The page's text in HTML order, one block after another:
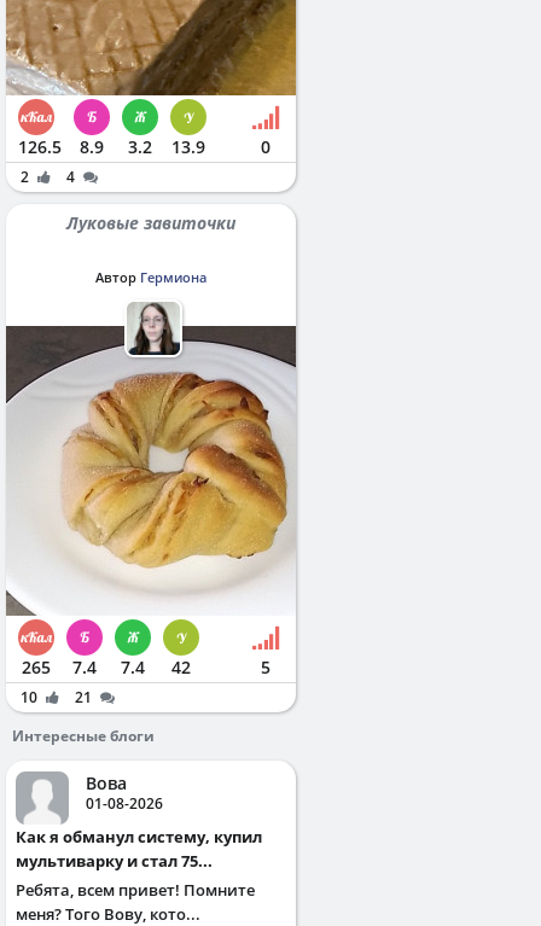
126.5 8.9 3.2 13.9 0
2 4
Луковые завиточки
Автор Гермиона
265 7.4 7.4 42 5
10
21
Интересные блоги
Вова
01-08-2026
Как я обманул систему, купил
мультиварку и стал 75...
Ребята, всем привет! Помните
меня? Того Вову, кото...